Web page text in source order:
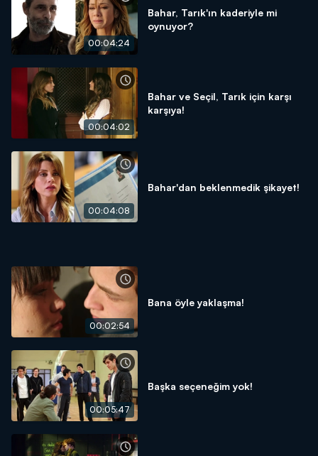
00:04:24
Bahar, Tarık'ın kaderiyle mi
oynuyor?
00:04:02
Bahar ve Seçil, Tarık için karşı
karşıya!
00:04:08
Bahar'dan beklenmedik şikayet!
00:02:54
Bana öyle yaklaşma!
00:05:47
Başka seçeneğim yok!